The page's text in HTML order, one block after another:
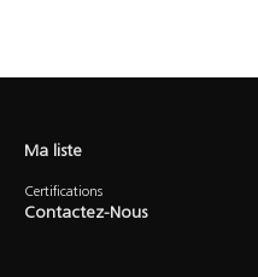
Ma liste
Certifications
Contactez-Nous